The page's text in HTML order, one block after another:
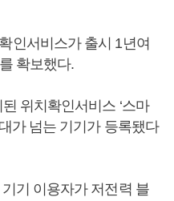
인서비스가 출시 1년여
확보했다.
위치확인서비스 ‘스마
가 넘는 기기가 등록됐다
기 이용자가 저전력 블